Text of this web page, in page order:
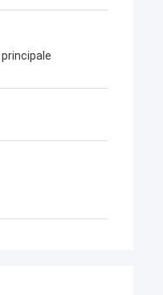
j'en aurai besoin.